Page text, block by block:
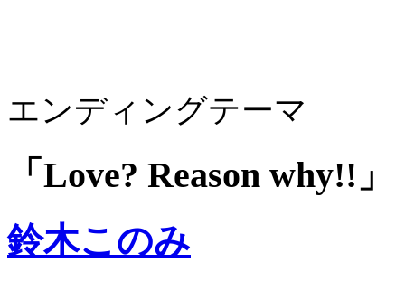
エンディングテーマ
「Love? Reason why!!」
鈴木このみ